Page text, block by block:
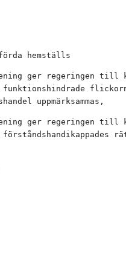
hemställs
ger regeringen till
uppmärksammas,
ger regeringen till